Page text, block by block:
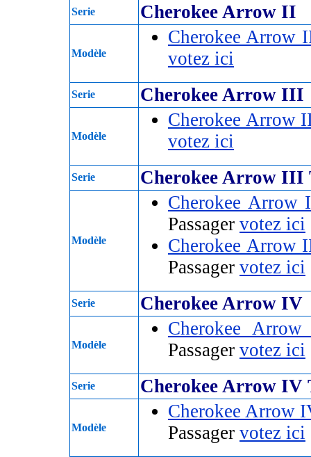
Serie Cherokee Arrow II
Modèle
Cherokee Arrow
votez ici
Serie Cherokee Arrow III
Modèle
Cherokee Arrow
votez ici
Serie Cherokee Arrow III
Modèle
Cherokee
Passager votez ici
Cherokee Arrow
Passager votez ici
Serie Cherokee Arrow IV
Modèle
Cherokee
Passager votez ici
Serie Cherokee Arrow IV
Modèle
Cherokee Arrow
Passager votez ici